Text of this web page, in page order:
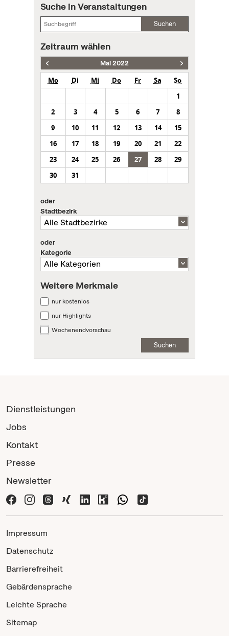
Suche in Veranstaltungen
Suchen
Zeitraum wählen
Mai 2022
Mo Di Mi Do Fr Sa
So
1
2
3 4 5 6 7
8
9
10 11 12 13 14
15
16
17 18 19 20 21
22
23
24 25 26 27 28
29
30
31
oder
Stadtbezirk
oder
Kategorie
Weitere Merkmale
nur kostenlos
nur Highlights
Wochenendvorschau
Suchen
Dienstleistungen
Jobs
Kontakt
Presse
Newsletter
Impressum
Datenschutz
Barrierefreiheit
Gebärdensprache
Leichte Sprache
Sitemap